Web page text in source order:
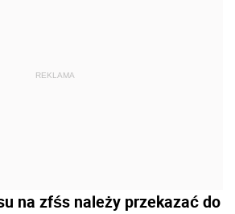
REKLAMA
na zfśs należy przekazać do